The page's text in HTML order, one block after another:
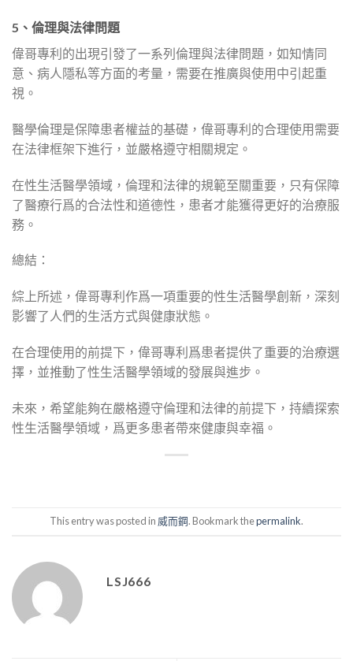
5、倫理與法律問題
偉哥專利的出現引發了一系列倫理與法律問題，如知情同
意、病人隱私等方面的考量，需要在推廣與使用中引起重
視。
醫學倫理是保障患者權益的基礎，偉哥專利的合理使用需要
在法律框架下進行，並嚴格遵守相關規定。
在性生活醫學領域，倫理和法律的規範至關重要，只有保障
了醫療行爲的合法性和道德性，患者才能獲得更好的治療服
務。
總結：
綜上所述，偉哥專利作爲一項重要的性生活醫學創新，深刻
影響了人們的生活方式與健康狀態。
在合理使用的前提下，偉哥專利爲患者提供了重要的治療選
擇，並推動了性生活醫學領域的發展與進步。
未來，希望能夠在嚴格遵守倫理和法律的前提下，持續探索
性生活醫學領域，爲更多患者帶來健康與幸福。
This entry was posted in 威而鋼. Bookmark thepermalink.
LSJ666